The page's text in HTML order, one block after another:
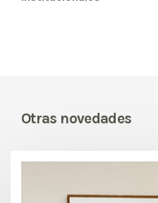
Otras novedades